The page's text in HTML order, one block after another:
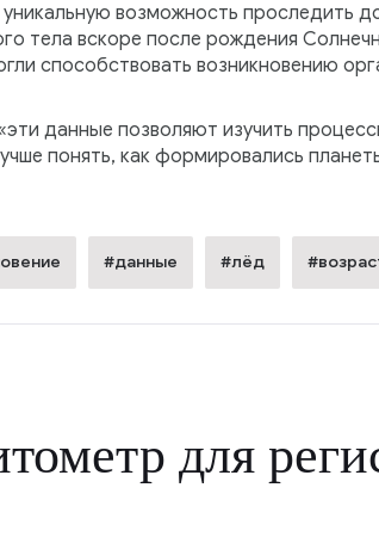
возможность проследить
тела вскоре после рождения
способствовать возникновению
данные позволяют изучить
понять, как формировались
#данные #лёд
для